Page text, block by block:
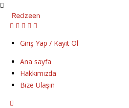
Redzeen
Giriş Yap / Kayıt Ol
Ana sayfa
Hakkımızda
Bize Ulaşın